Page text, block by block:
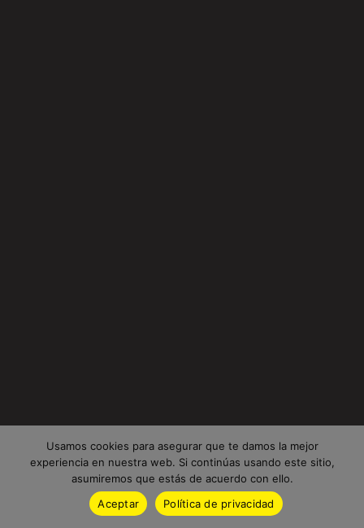
Usamos cookies para asegurar que te damos la mejor
experiencia en nuestra web. Si continúas usando este sitio,
asumiremos que estás de acuerdo con ello.
Aceptar
Política de privacidad